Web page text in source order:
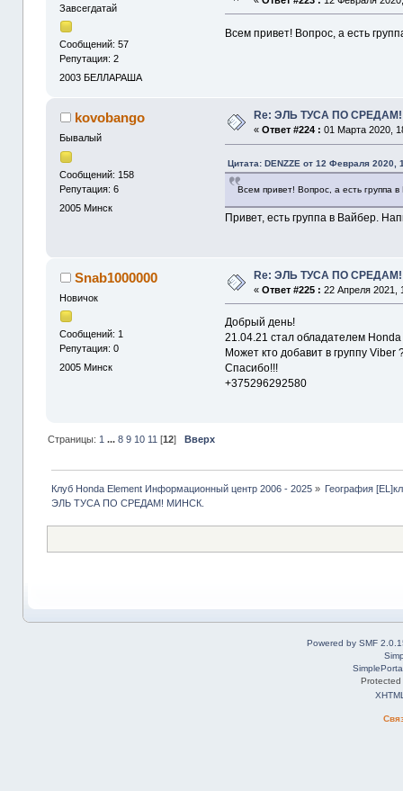
Завсегдатай
Сообщений: 57
Репутация: 2
2003 БЕЛЛАРАША
Всем привет! Вопрос, а есть
kovobango
Бывалый
Сообщений: 158
Репутация: 6
2005 Минск
Re: ЭЛЬ ТУСА ПО
«Ответ #224 : 01 Марта 2020,
Цитата: DENZZE от 12 Февраля 2020,
Всем привет! Вопрос, а есть группа
Привет, есть группа в Вайбер.
Snab1000000
Новичок
Сообщений: 1
Репутация: 0
2005 Минск
Re: ЭЛЬ ТУСА ПО
«Ответ #225 : 22 Апреля 2021,
Добрый день!
21.04.21 стал обладателем
Может кто добавит в группу Viber
Спасибо!!!
+375296292580
Страницы: 1 ... 8 9 10 11 [12] Вверх
Клуб Honda Element Информационный центр 2006 - 2025» География
ЭЛЬ ТУСА ПО СРЕДАМ! МИНСК.
Powered by SMF